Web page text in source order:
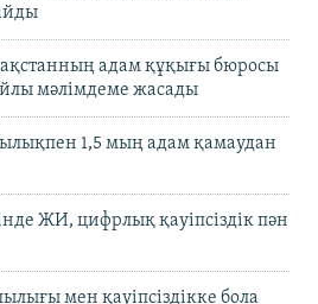
адам құқығы бюросы
мәлімдеме жасады
1,5 мың адам қамаудан
ЖИ, цифрлық қауіпсіздік пән
мен қауіпсіздікке бола